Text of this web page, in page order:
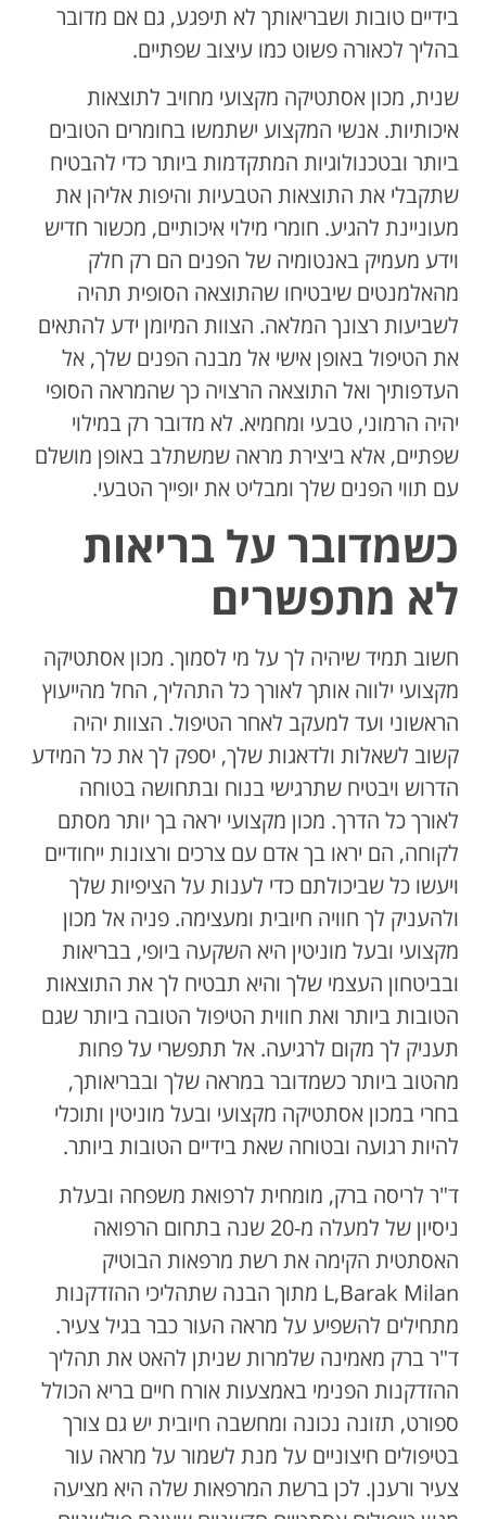
בידיים טובות ושבריאותך לא תיפגע, גם אם מדובר
בהליך לכאורה פשוט כמו עיצוב שפתיים.
שנית, מכון אסתטיקה מקצועי מחויב לתוצאות
איכותיות. אנשי המקצוע ישתמשו בחומרים הטובים
ביותר ובטכנולוגיות המתקדמות ביותר כדי להבטיח
שתקבלי את התוצאות הטבעיות והיפות אליהן את
מעוניינת להגיע. חומרי מילוי איכותיים, מכשור חדיש
וידע מעמיק באנטומיה של הפנים הם רק חלק
מהאלמנטים שיבטיחו שהתוצאה הסופית תהיה
לשביעות רצונך המלאה. הצוות המיומן ידע להתאים
את הטיפול באופן אישי אל מבנה הפנים שלך, אל
העדפותיך ואל התוצאה הרצויה כך שהמראה הסופי
יהיה הרמוני, טבעי ומחמיא. לא מדובר רק במילוי
שפתיים, אלא ביצירת מראה שמשתלב באופן מושלם
עם תווי הפנים שלך ומבליט את יופייך הטבעי.
כשמדובר על בריאות
לא מתפשרים
חשוב תמיד שיהיה לך על מי לסמוך. מכון אסתטיקה
מקצועי ילווה אותך לאורך כל התהליך, החל מהייעוץ
הראשוני ועד למעקב לאחר הטיפול. הצוות יהיה
קשוב לשאלות ולדאגות שלך, יספק לך את כל המידע
הדרוש ויבטיח שתרגישי בנוח ובתחושה בטוחה
לאורך כל הדרך. מכון מקצועי יראה בך יותר מסתם
לקוחה, הם יראו בך אדם עם צרכים ורצונות ייחודיים
ויעשו כל שביכולתם כדי לענות על הציפיות שלך
ולהעניק לך חוויה חיובית ומעצימה. פניה אל מכון
מקצועי ובעל מוניטין היא השקעה ביופי, בבריאות
ובביטחון העצמי שלך והיא תבטיח לך את התוצאות
הטובות ביותר ואת חווית הטיפול הטובה ביותר שגם
תעניק לך מקום לרגיעה. אל תתפשרי על פחות
מהטוב ביותר כשמדובר במראה שלך ובבריאותך,
בחרי במכון אסתטיקה מקצועי ובעל מוניטין ותוכלי
להיות רגועה ובטוחה שאת בידיים הטובות ביותר.
ד"ר לריסה ברק, מומחית לרפואת משפחה ובעלת
ניסיון של למעלה מ-20 שנה בתחום הרפואה
האסתטית הקימה את רשת מרפאות הבוטיק
L,Barak Milan מתוך הבנה שתהליכי ההזדקנות
מתחילים להשפיע על מראה העור כבר בגיל צעיר.
ד"ר ברק מאמינה שלמרות שניתן להאט את תהליך
ההזדקנות הפנימי באמצעות אורח חיים בריא הכולל
ספורט, תזונה נכונה ומחשבה חיובית יש גם צורך
בטיפולים חיצוניים על מנת לשמור על מראה עור
צעיר ורענן. לכן ברשת המרפאות שלה היא מציעה